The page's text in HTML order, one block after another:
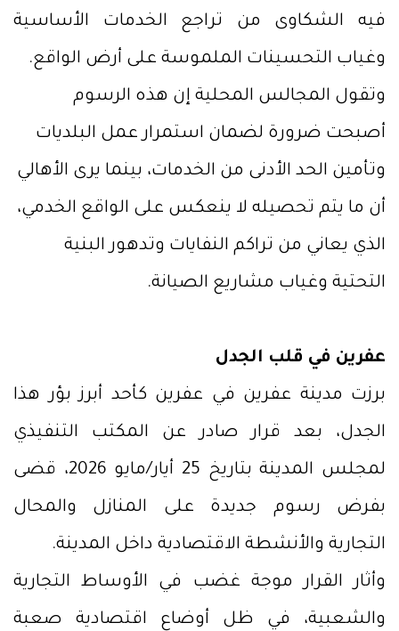
فيه الشكاوى من تراجع الخدمات الأساسية
وغياب التحسينات الملموسة على أرض الواقع.
وتقول المجالس المحلية إن هذه الرسوم
أصبحت ضرورة لضمان استمرار عمل البلديات
وتأمين الحد الأدنى من الخدمات، بينما يرى الأهالي
أن ما يتم تحصيله لا ينعكس على الواقع الخدمي،
الذي يعاني من تراكم النفايات وتدهور البنية
التحتية وغياب مشاريع الصيانة.
عفرين في قلب الجدل
برزت مدينة عفرين في عفرين كأحد أبرز بؤر هذا
الجدل، بعد قرار صادر عن المكتب التنفيذي
لمجلس المدينة بتاريخ 25 أيار/مايو 2026، قضى
بفرض رسوم جديدة على المنازل والمحال
التجارية والأنشطة الاقتصادية داخل المدينة.
وأثار القرار موجة غضب في الأوساط التجارية
والشعبية، في ظل أوضاع اقتصادية صعبة